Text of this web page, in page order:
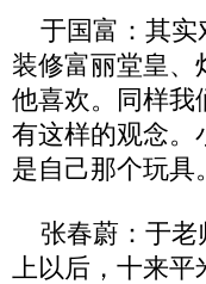
于国富：其实
装修富丽堂皇、
他喜欢。同样我
有这样的观念。
是自己那个玩具。
张春蔚：于老
上以后，十来平